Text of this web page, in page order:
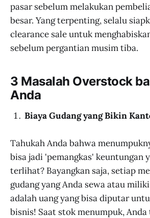
pasar sebelum melakukan
besar. Yang terpenting, selalu
clearance sale untuk
sebelum pergantian musim tiba.
3 Masalah Overstock
Anda
Biaya Gudang yang Bikin
Tahukah Anda bahwa
bisa jadi 'pemangkas' keuntungan
terlihat? Bayangkan saja, setiap
gudang yang Anda sewa atau
adalah uang yang bisa diputar
bisnis! Saat stok menumpuk,